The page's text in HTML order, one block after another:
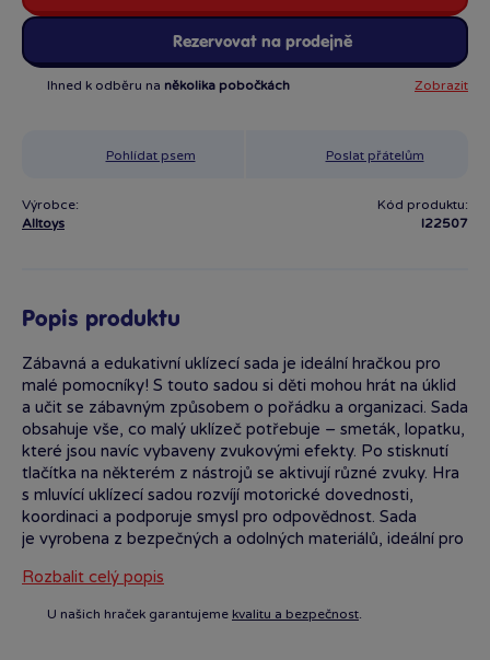
Rezervovat na prodejně
Ihned k odběru na několika pobočkách Zobrazit
Pohlídat psem Poslat přátelům
Výrobce:
Alltoys
Kód produktu:
I22507
Popis produktu
Zábavná a edukativní uklízecí sada je ideální hračkou pro
malé pomocníky! S touto sadou si děti mohou hrát na úklid
a učit se zábavným způsobem o pořádku a organizaci. Sada
obsahuje vše, co malý uklízeč potřebuje – smeták, lopatku,
které jsou navíc vybaveny zvukovými efekty. Po stisknutí
tlačítka na některém z nástrojů se aktivují různé zvuky. Hra
s mluvící uklízecí sadou rozvíjí motorické dovednosti,
koordinaci a podporuje smysl pro odpovědnost. Sada
je vyrobena z bezpečných a odolných materiálů, ideální pro
s úsměvem!
Rozbalit celý popis
U našich hraček garantujeme kvalitu a bezpečnost.